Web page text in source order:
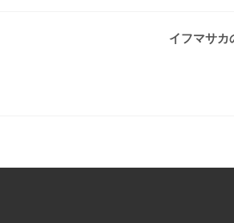
イフマサカ